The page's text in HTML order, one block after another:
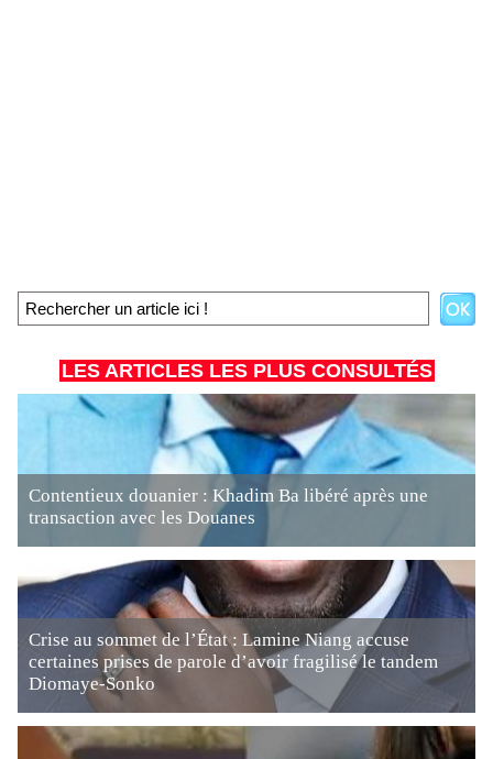
LES ARTICLES LES PLUS CONSULTÉS
Contentieux douanier : Khadim Ba libéré après une
transaction avec les Douanes
Crise au sommet de l’État : Lamine Niang accuse
certaines prises de parole d’avoir fragilisé le tandem
Diomaye-Sonko